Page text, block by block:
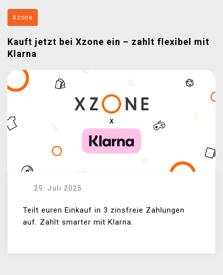
Xzone
Kauft jetzt bei Xzone ein – zahlt flexibel mit
Klarna
29. Juli 2025
Teilt euren Einkauf in 3 zinsfreie Zahlungen
auf. Zahlt smarter mit Klarna.